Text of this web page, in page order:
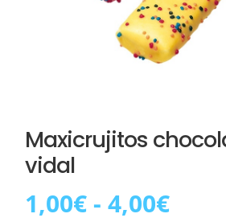
Maxicrujitos
vidal
1,00€ - 4,00€